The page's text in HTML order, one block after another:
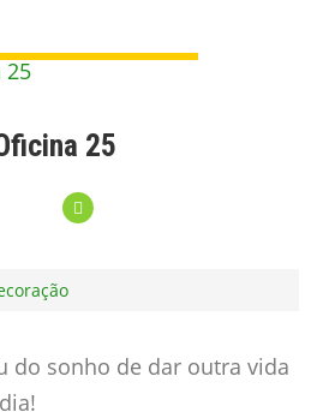
25
do sonho de dar outra vida